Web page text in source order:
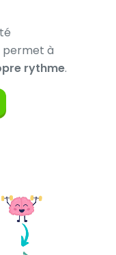
permet à
rythme.